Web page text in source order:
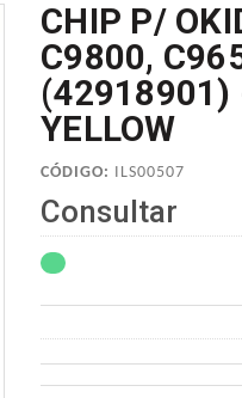
CHIP P/
C9800,
(42918901)
YELLOW
CÓDIGO: ILS00507
Consultar